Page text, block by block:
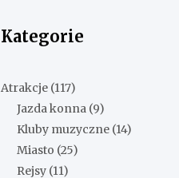
Kategorie
Atrakcje (117)
Jazda konna (9)
Kluby muzyczne (14)
Miasto (25)
Rejsy (11)